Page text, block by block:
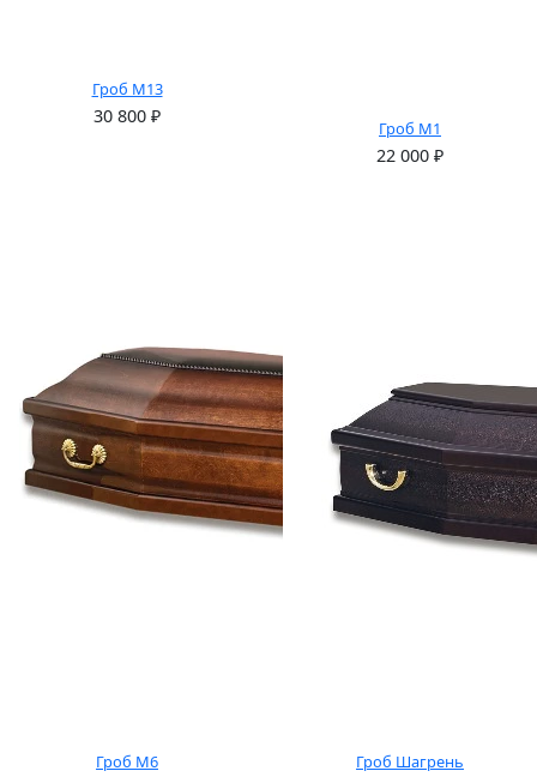
Гроб М13
30 800 ₽
Гроб М1
22 000 ₽
Гроб М6 Гроб Шагрень